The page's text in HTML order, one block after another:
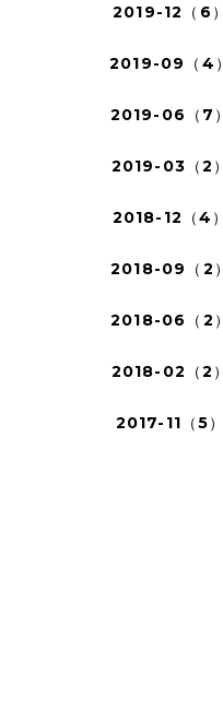
2019-12（6）
2019-09（4）
2019-06（7）
2019-03（2）
2018-12（4）
2018-09（2）
2018-06（2）
2018-02（2）
2017-11（5）